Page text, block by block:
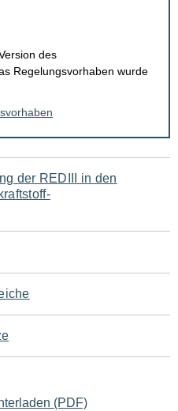
des
Regelungsvorhaben wurde
der REDIII in den
(PDF)